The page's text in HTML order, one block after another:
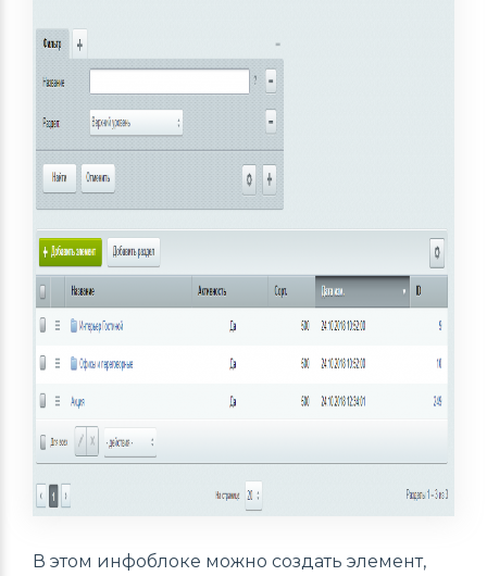
В этом инфоблоке можно создать элемент,